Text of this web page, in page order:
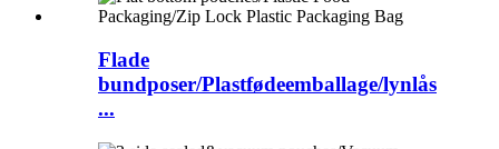
Flade
bundposer/Plastfødeemballage/lynlås
...